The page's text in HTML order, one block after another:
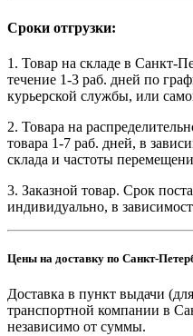
Сроки отгрузки:
1. Товар на складе в Санкт-
течение 1-3 раб. дней по
курьерской службы, или
2. Товара на
товара 1-7 раб. дней, в
склада и частоты
3. Заказной товар. Срок
индивидуально, в
Цены на доставку по Санкт-
Доставка в пункт выдачи
транспортной компании в
независимо от суммы.